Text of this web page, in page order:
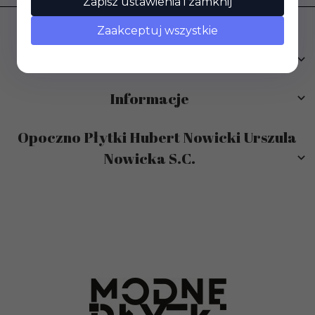
Informacje
Opoczno Płytki Hubert Nowicki Urszula
Nowicka S.C.
Zaakceptuj wszystkie